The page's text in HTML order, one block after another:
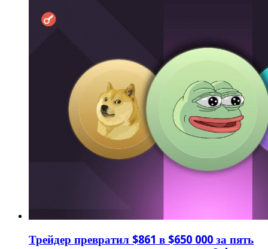
Трейдер превратил $861 в $650 000 за пять